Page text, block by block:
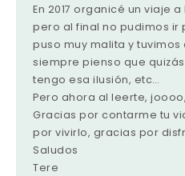
En 2017 organicé un viaje
pero al final no pudimos ir
puso muy malita y
siempre pienso que
tengo esa ilusión, etc…
Pero ahora al leerte,
Gracias por contarme tu
por vivirlo, gracias por
Saludos
Tere